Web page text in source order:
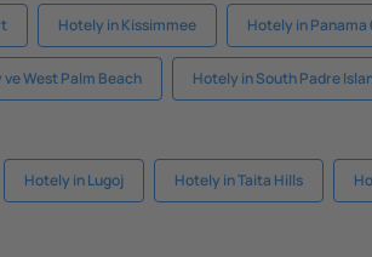
Hotely in Kissimmee Hotely in
West Palm Beach Hotely in South Padre
Hotely in Lugoj Hotely in Taita Hills